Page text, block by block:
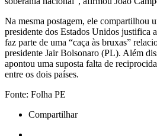
Na mesma postagem, ele compartilhou
presidente dos Estados Unidos justifica
faz parte de uma “caça às bruxas”
presidente Jair Bolsonaro (PL). Além
apontou uma suposta falta de
entre os dois países.
Fonte: Folha PE
Compartilhar